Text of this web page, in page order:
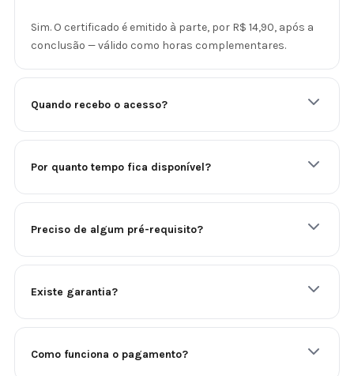
Sim. O certificado é emitido à parte, por R$ 14,90, após a
conclusão — válido como horas complementares.
Quando recebo o acesso?
Por quanto tempo fica disponível?
Preciso de algum pré-requisito?
Existe garantia?
Como funciona o pagamento?